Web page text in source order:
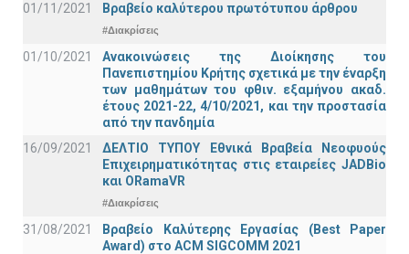
01/11/2021 Bραβείο καλύτερου πρωτότυπου άρθρου
#Διακρίσεις
01/10/2021
Ανακοινώσεις της Διοίκησης του
Πανεπιστημίου Κρήτης σχετικά με την έναρξη
των μαθημάτων του φθιν. εξαμήνου ακαδ.
έτους 2021-22, 4/10/2021, και την προστασία
από την πανδημία
16/09/2021
ΔΕΛΤΙΟ ΤΥΠΟΥ Εθνικά Βραβεία Νεοφυούς
Επιχειρηματικότητας στις εταιρείες JADBio
και ORamaVR
#Διακρίσεις
31/08/2021
Βραβείο Καλύτερης Εργασίας (Best Paper
Award) στο ACM SIGCOMM 2021